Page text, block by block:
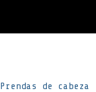
Prendas de cabeza